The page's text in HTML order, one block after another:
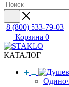
8 (800) 533-79-03
Корзина 0
КАТАЛОГ